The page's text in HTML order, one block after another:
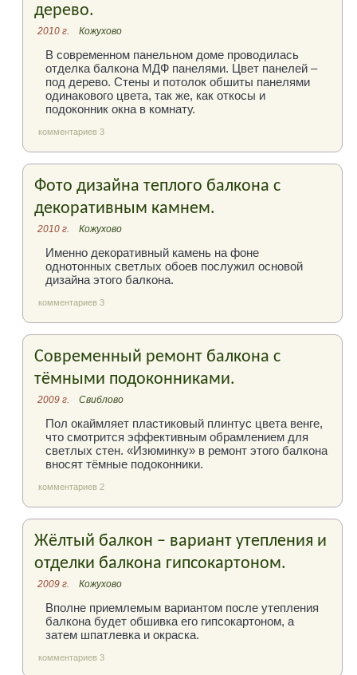
дерево.
2010 г. Кожухово
В современном панельном доме проводилась
отделка балкона МДФ панелями. Цвет панелей –
под дерево. Стены и потолок обшиты панелями
одинакового цвета, так же, как откосы и
подоконник окна в комнату.
комментариев 3
Фото дизайна теплого балкона с
декоративным камнем.
2010 г. Кожухово
Именно декоративный камень на фоне
однотонных светлых обоев послужил основой
дизайна этого балкона.
комментариев 3
Современный ремонт балкона с
тёмными подоконниками.
2009 г. Свиблово
Пол окаймляет пластиковый плинтус цвета венге,
что смотрится эффективным обрамлением для
светлых стен. «Изюминку» в ремонт этого балкона
вносят тёмные подоконники.
комментариев 2
Жёлтый балкон – вариант утепления и
отделки балкона гипсокартоном.
2009 г. Кожухово
Вполне приемлемым вариантом после утепления
балкона будет обшивка его гипсокартоном, а
затем шпатлевка и окраска.
комментариев 3